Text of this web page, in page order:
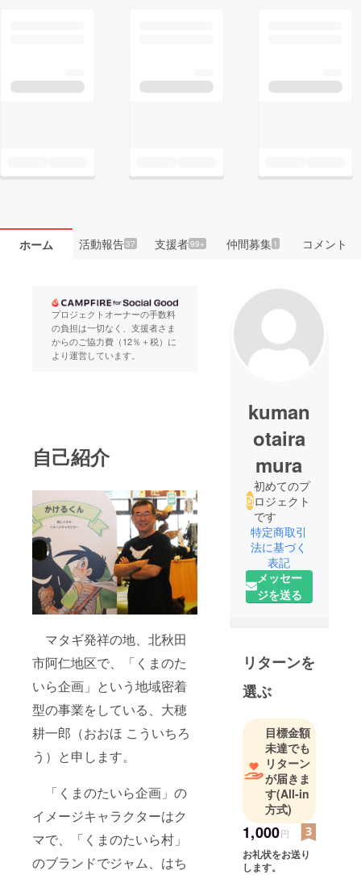
ホーム 活動報告37 支援者99+ 仲間募集 1 コメント
プロジェクトオーナーの手数料
の負担は一切なく、支援者さま
からのご協力費（12％＋税）に
より運営しています。
自己紹介
マタギ発祥の地、北秋田
市阿仁地区で、「くまのた
いら企画」という地域密着
型の事業をしている、大穂
耕一郎（おおほ こういちろ
う）と申します。
「くまのたいら企画」の
イメージキャラクターはク
マで、「くまのたいら村」
のブランドでジャム、はち
kuman
otaira
mura
初めてのプ
ロジェクト
です
特定商取引
法に基づく
表記
メッセー
ジを送る
リターンを
選ぶ
目標金額
未達でも
リターン
が届きま
す(All-in
方式)
1,000円
お礼状をお送り
します。